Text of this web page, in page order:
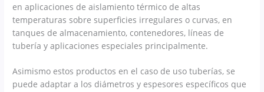
en aplicaciones de aislamiento térmico de altas
temperaturas sobre superficies irregulares o curvas, en
tanques de almacenamiento, contenedores, líneas de
tubería y aplicaciones especiales principalmente.
Asimismo estos productos en el caso de uso tuberías, se
puede adaptar a los diámetros y espesores específicos que